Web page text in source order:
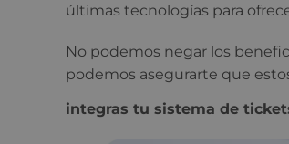
últimas tecnologías para
No podemos negar los
podemos asegurarte que
integras tu sistema de